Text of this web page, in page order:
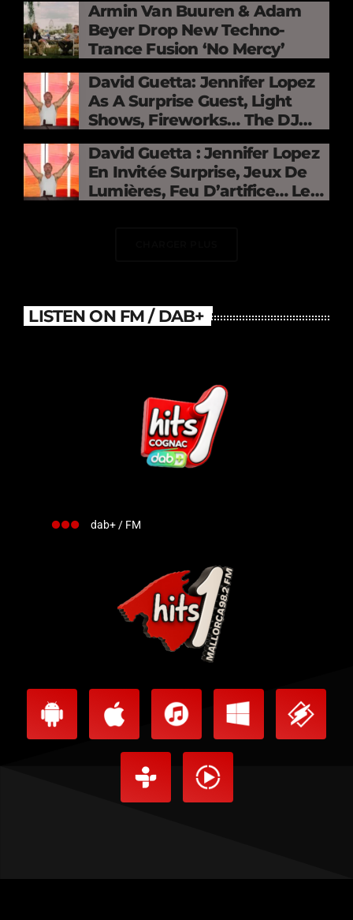
Armin Van Buuren & Adam
Beyer Drop New Techno-
Trance Fusion ‘No Mercy’
David Guetta: Jennifer Lopez
As A Surprise Guest, Light
Shows, Fireworks… The DJ
France
David Guetta : Jennifer Lopez
En Invitée Surprise, Jeux De
Lumières, Feu D’artifice… Le
LISTEN ON FM / DAB+
dab+ / FM